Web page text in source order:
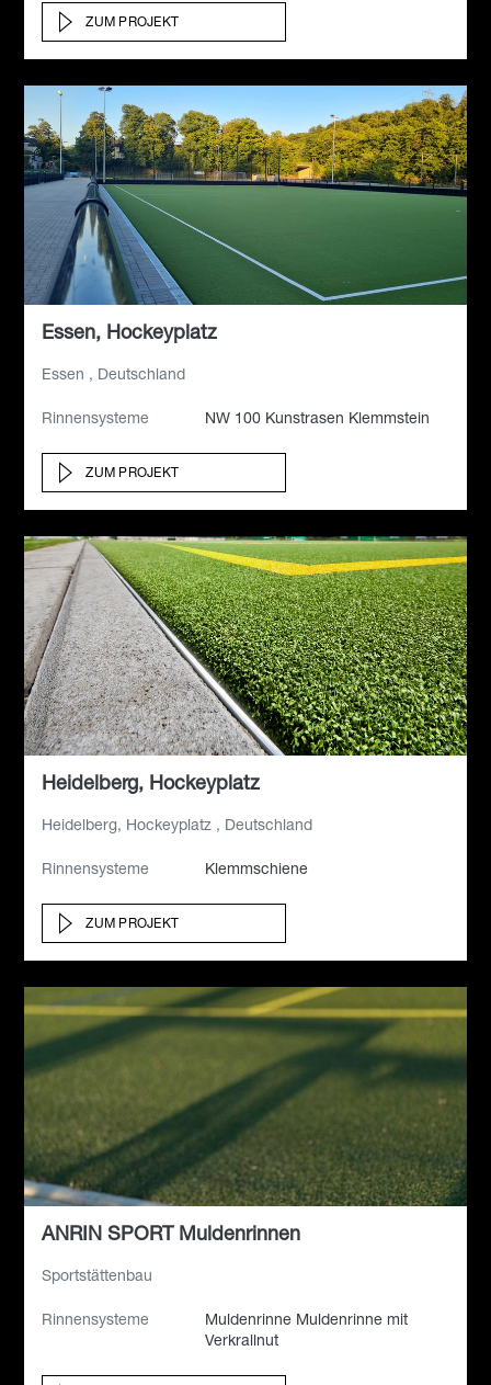
ZUM PROJEKT
Essen, Hockeyplatz
Essen , Deutschland
Rinnensysteme NW 100 Kunstrasen Klemmstein
ZUM PROJEKT
Heidelberg, Hockeyplatz
Heidelberg, Hockeyplatz , Deutschland
Rinnensysteme Klemmschiene
ZUM PROJEKT
ANRIN SPORT Muldenrinnen
Sportstättenbau
Rinnensysteme
Muldenrinne Muldenrinne mit
Verkrallnut